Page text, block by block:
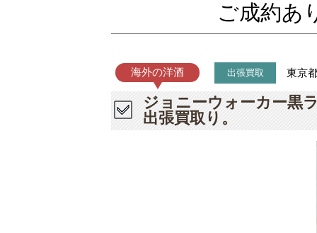
ご成約あ
海外の洋酒 出張買取 東京
ジョニーウォーカー黒
出張買取り。